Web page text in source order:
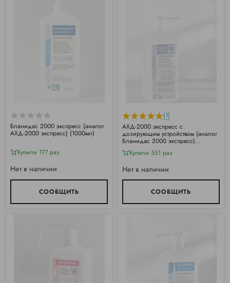
Бланидас 2000 экспресс (аналог
АХД-2000 экспресс) (1000мл)
Купили 177 раз
Нет в наличии
СООБЩИТЬ
(1)
АХД-2000 экспресс с
дозирующим устройством (аналог
Бланидас 2000 экспресс)
(1000мл)
Купили 551 раз
Нет в наличии
СООБЩИТЬ